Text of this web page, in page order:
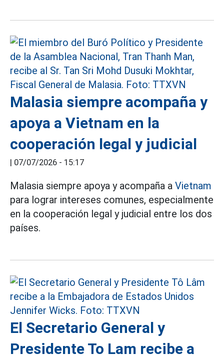
Malasia siempre acompaña y
apoya a Vietnam en la
cooperación legal y judicial
| 07/07/2026 - 15:17
Malasia siempre apoya y acompaña a Vietnam
para lograr intereses comunes, especialmente
en la cooperación legal y judicial entre los dos
países.
El Secretario General y
Presidente To Lam recibe a